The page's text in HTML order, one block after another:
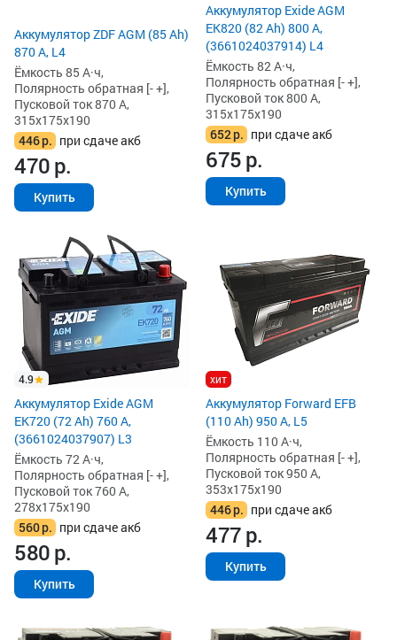
Аккумулятор ZDF AGM (85 Ah)
870 А, L4
Ёмкость 85 А·ч,
Полярность обратная [- +],
Пусковой ток 870 А,
315x175x190
446р. при сдаче акб
470р.
Купить
Аккумулятор Exide AGM
EK820 (82 Ah) 800 А,
(3661024037914) L4
Ёмкость 82 А·ч,
Полярность обратная [- +],
Пусковой ток 800 А,
315x175x190
652р. при сдаче акб
675р.
Купить
4.9
Аккумулятор Exide AGM
EK720 (72 Ah) 760 А,
(3661024037907) L3
Ёмкость 72 А·ч,
Полярность обратная [- +],
Пусковой ток 760 А,
278x175x190
560р. при сдаче акб
580р.
Купить
хит
Аккумулятор Forward EFB
(110 Ah) 950 А, L5
Ёмкость 110 А·ч,
Полярность обратная [- +],
Пусковой ток 950 А,
353x175x190
446р. при сдаче акб
477р.
Купить